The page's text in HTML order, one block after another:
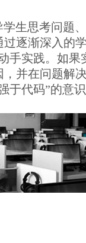
生思考问题
逐渐深入的
手实践。如
并在问题解
于代码”的意